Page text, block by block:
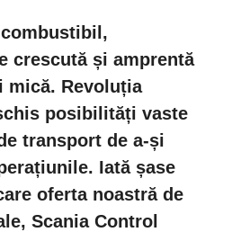
crescută și amprentă
mică. Revoluția
posibilități vaste
transport de a-și
Iată șase
oferta noastră de
Scania Control